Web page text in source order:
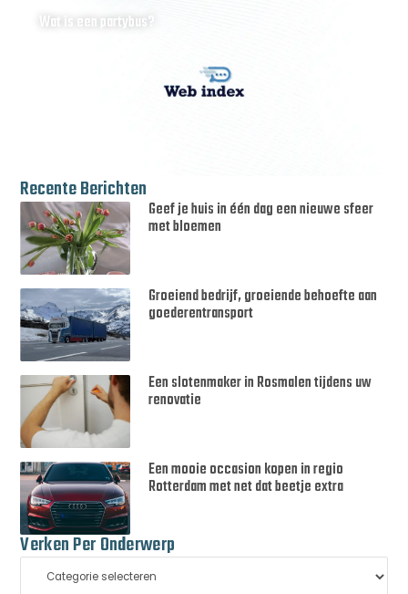
Wat is een partybus?
Recente Berichten
Geef je huis in één dag een nieuwe sfeer
met bloemen
Groeiend bedrijf, groeiende behoefte aan
goederentransport
Een slotenmaker in Rosmalen tijdens uw
renovatie
Een mooie occasion kopen in regio
Rotterdam met net dat beetje extra
Verken Per Onderwerp